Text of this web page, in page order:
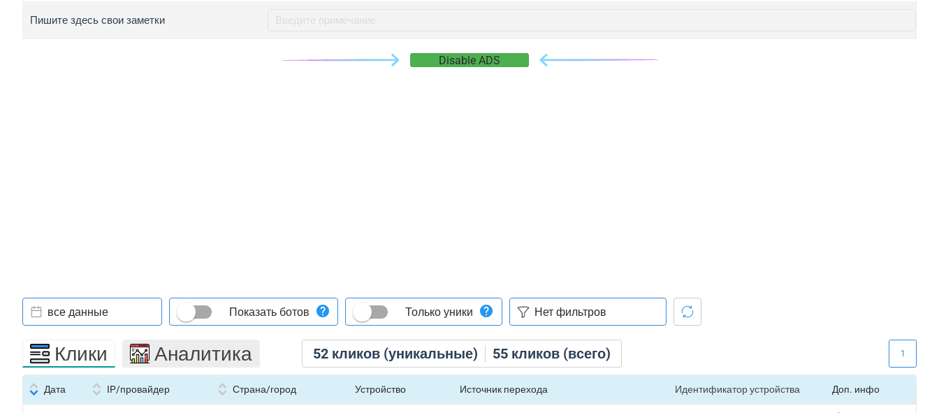
yip.su
iplogger.info
Пишите здесь свои заметки
Disable ADS
52 кликов (уникальные) 55 кликов (всего)
все данные Показать ботов Только уники
Клики Аналитика 1
Дата IP/провайдер Страна/город Устройство Источник перехода Идентификатор устройства Доп. инфо